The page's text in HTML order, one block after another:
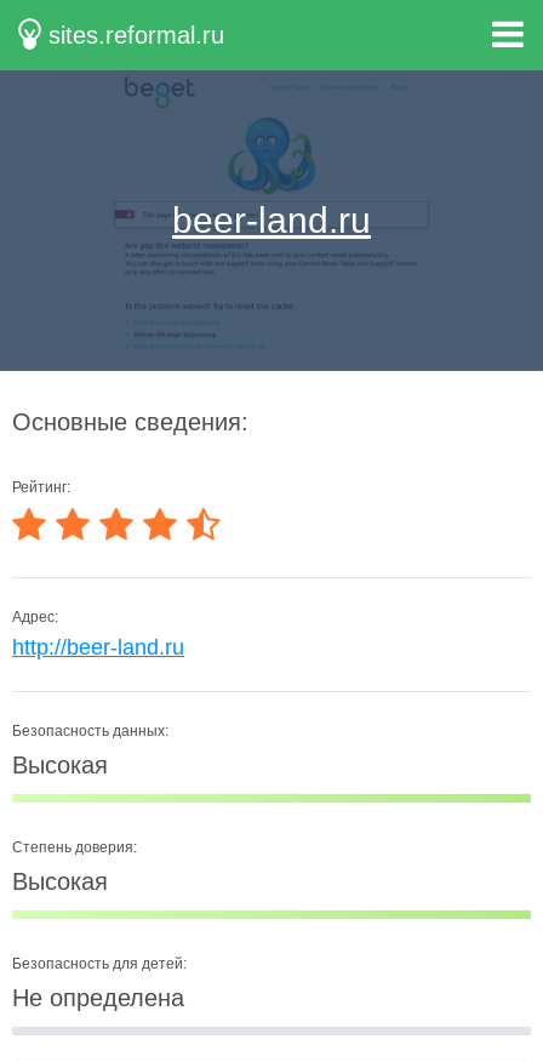
sites.reformal.ru
beer-land.ru
Основные сведения:
Рейтинг:
Адрес:
http://beer-land.ru
Безопасность данных:
Высокая
Степень доверия:
Высокая
Безопасность для детей:
Не определена